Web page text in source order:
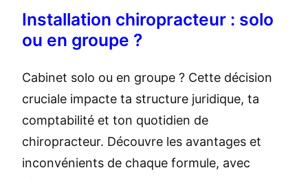
Installation chiropracteur : solo
ou en groupe ?
Cabinet solo ou en groupe ? Cette décision
cruciale impacte ta structure juridique, ta
comptabilité et ton quotidien de
chiropracteur. Découvre les avantages et
inconvénients de chaque formule, avec